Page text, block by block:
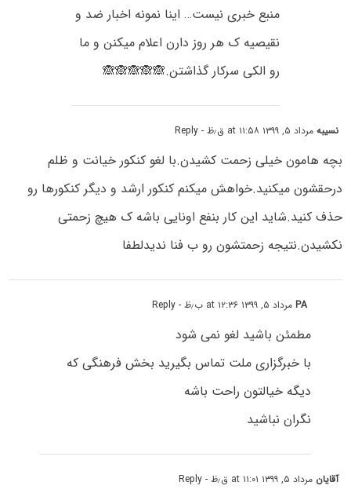
منبع خبری نیست… اینا نمونه اخبار ضد و
نقیصیه ک هر روز دارن اعلام میکنن و ما
رو الکی سرکار گذاشتن.🙈🙈🙈🙈🙈
نسیبهمرداد ۵, ۱۳۹۹ at ۱۱:۵۸ ق٫ظ - Reply
بچه هامون خیلی زحمت کشیدن.با لغو کنکور خیانت و ظلم
درحقشون میکنید.خواهش میکنم کنکور ارشد و دیگر کنکورها رو
حذف کنید.شاید این کار بنفع اونایی باشه ک هیچ زحمتی
نکشیدن.نتیجه زحمتشون رو ب فنا ندیدلطفا
PAمرداد ۵, ۱۳۹۹ at ۱۲:۳۶ ب٫ظ - Reply
مطمئن باشید لغو نمی شود
با خبرگزاری ملت تماس بگیرید بخش فرهنگی که
دیگه خیالتون راحت باشه
نگران نباشید
آقایان مرداد ۵, ۱۳۹۹ at ۱۱:۰۱ ق٫ظ - Reply